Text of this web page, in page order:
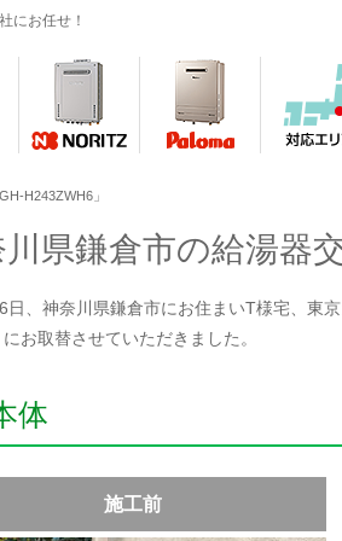
にお任せ！
H243ZWH6」
県鎌倉市の給湯器
日、神奈川県鎌倉市にお住まいT様宅、東
お取替させていただきました。
体
施工前